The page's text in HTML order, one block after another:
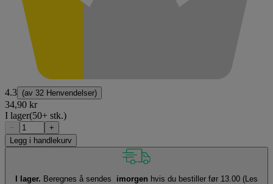
4.3 (av 32 Henvendelser)
34,90 kr
I lager(50+ stk.)
−
+
Legg i handlekurv
I lager. Beregnes å sendes imorgen hvis du bestiller før 13.00 (Les